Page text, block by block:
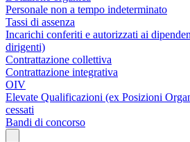
Personale non a tempo indeterminato
Tassi di assenza
Incarichi conferiti e autorizzati ai
dirigenti)
Contrattazione collettiva
Contrattazione integrativa
OIV
Elevate Qualificazioni (ex Posizioni
cessati
Bandi di concorso